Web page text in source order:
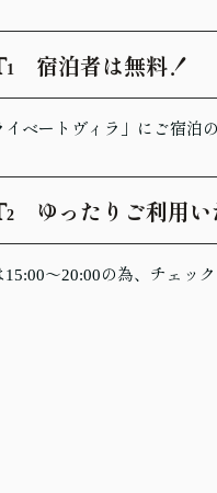
1 宿泊者は無料！
イベートヴィラ」にご宿泊
2 ゆったりご利用
15:00～20:00の為、チェッ